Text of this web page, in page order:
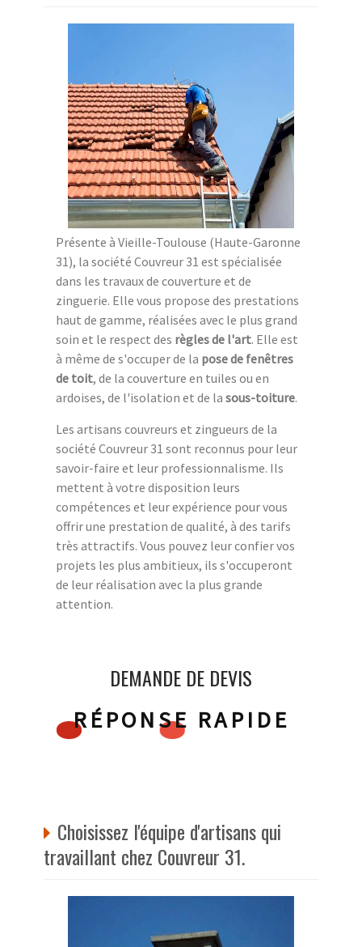
Présente à Vieille-Toulouse (Haute-Garonne
31), la société Couvreur 31 est spécialisée
dans les travaux de couverture et de
zinguerie. Elle vous propose des prestations
haut de gamme, réalisées avec le plus grand
soin et le respect des règles de l'art. Elle est
à même de s'occuper de la pose de fenêtres
de toit, de la couverture en tuiles ou en
ardoises, de l'isolation et de la sous-toiture.
Les artisans couvreurs et zingueurs de la
société Couvreur 31 sont reconnus pour leur
savoir-faire et leur professionnalisme. Ils
mettent à votre disposition leurs
compétences et leur expérience pour vous
offrir une prestation de qualité, à des tarifs
très attractifs. Vous pouvez leur confier vos
projets les plus ambitieux, ils s'occuperont
de leur réalisation avec la plus grande
attention.
DEMANDE DE DEVIS
RÉPONSE RAPIDE
Choisissez l'équipe d'artisans qui
travaillant chez Couvreur 31.